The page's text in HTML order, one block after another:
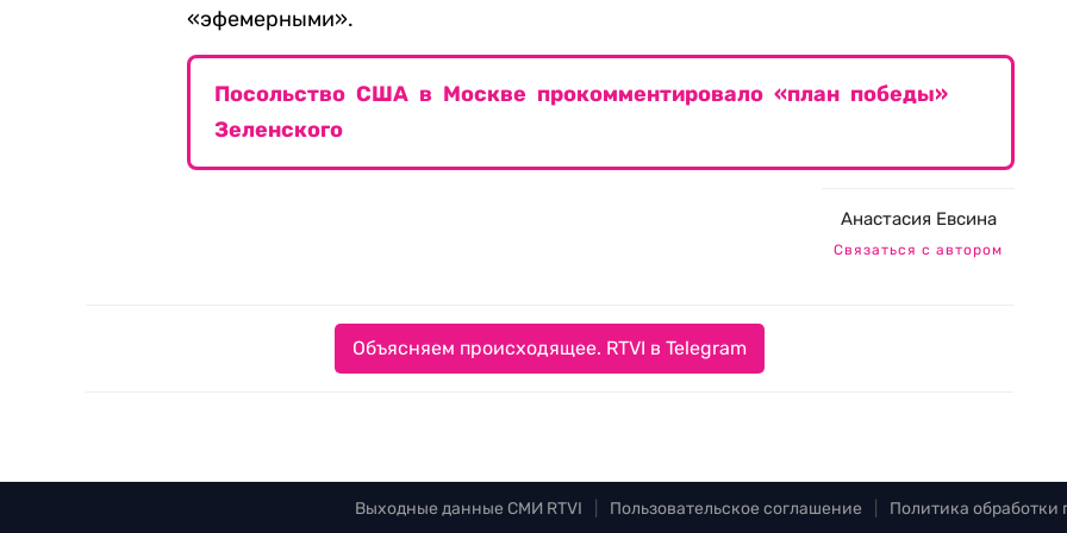
«эфемерными».
Посольство США в Москве прокомментировало «план победы»
Зеленского
Анастасия Евсина
Связаться с автором
Объясняем происходящее. RTVI в Telegram
Выходные данные СМИ RTVI Пользовательское соглашение Политика